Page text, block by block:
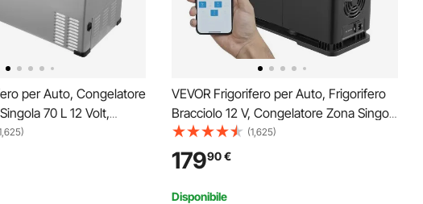
per Auto, Congelatore
70 L 12 Volt,
da -20 ~ 20 ℃,
a
24 V CC e 100-240 V
Camper
VEVOR Frigorifero per Auto, Frigorifero
Bracciolo 12 V, Congelatore Zona Singola
8 L, Gamma Regolabile -20 ~ 20 ℃,
Raffreddamento a Compressore 12/24 V
CC e 100-240 V CA per Esterno,
Campeggio
(1,625)
17990€
Disponibile